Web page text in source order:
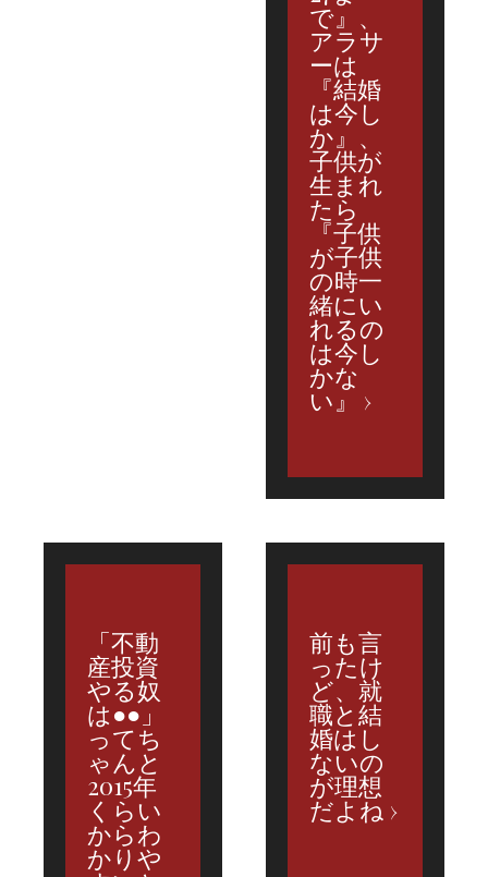
で』、
アラサ
ーは
『結婚
は今し
か』、
子供が
生まれ
たら
『子供
が子供
の時一
緒にい
れるの
は今し
かな
い』
「不動
産投資
やる奴
は●●」
ってち
ゃんと
2015年
くらい
からわ
かりや
前も言
ったけ
ど、就
職と結
婚はし
ないの
が理想
だよね